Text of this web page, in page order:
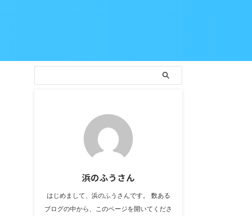
浜のふうさん
はじめまして、浜のふうさんです。 数ある
ブログの中から、このページを開いてくださ